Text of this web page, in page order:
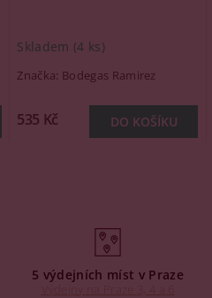
Skladem (4 ks)
Značka: Bodegas Ramirez
535 Kč
5 výdejních míst v Praze